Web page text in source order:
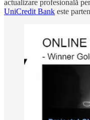
actualizare profesională
UniCredit Bank este